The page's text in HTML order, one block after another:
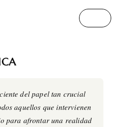
del papel tan crucial
aquellos que intervienen
para afrontar una realidad